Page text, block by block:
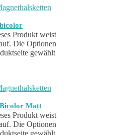
Produkt weist
Die Optionen
gewählt
Matt
Produkt weist
Die Optionen
gewählt